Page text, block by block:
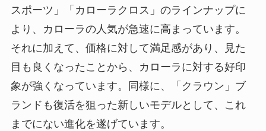
スポーツ」「カローラクロス」のラインナップに
より、カローラの人気が急速に高まっています。
それに加えて、価格に対して満足感があり、見た
目も良くなったことから、カローラに対する好印
象が強くなっています。同様に、「クラウン」ブ
ランドも復活を狙った新しいモデルとして、これ
までにない進化を遂げています。